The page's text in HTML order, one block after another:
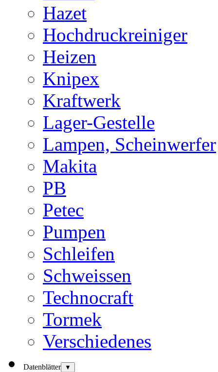
Hazet
Hochdruckreiniger
Heizen
Knipex
Kraftwerk
Lager-Gestelle
Lampen, Scheinwerfer
Makita
PB
Petec
Pumpen
Schleifen
Schweissen
Technocraft
Tormek
Verschiedenes
Datenblätter ▼